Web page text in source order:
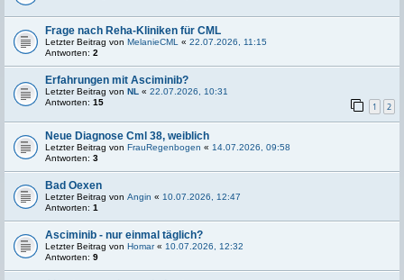
Frage nach Reha-Kliniken für CML
Letzter Beitrag von MelanieCML « 22.07.2026, 11:15
Antworten: 2
Erfahrungen mit Asciminib?
Letzter Beitrag von NL « 22.07.2026, 10:31
Antworten: 15 1 2
Neue Diagnose Cml 38, weiblich
Letzter Beitrag von FrauRegenbogen « 14.07.2026, 09:58
Antworten: 3
Bad Oexen
Letzter Beitrag von Angin « 10.07.2026, 12:47
Antworten: 1
Asciminib - nur einmal täglich?
Letzter Beitrag von Homar« 10.07.2026, 12:32
Antworten: 9